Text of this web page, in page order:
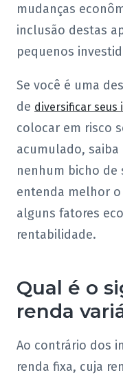
mudanças
inclusão destas
pequenos
Se você é uma
de diversificar seus
colocar em risco
acumulado, saiba
nenhum bicho de
entenda melhor
alguns fatores
rentabilidade.
Qual é o
renda
Ao contrário dos
renda fixa, cuja